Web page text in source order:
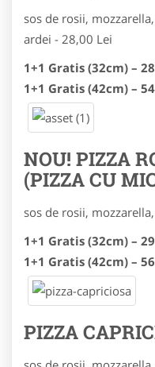
sos de rosii,
ardei - 28,00 Lei
1+1 Gratis (32cm) –
1+1 Gratis (42cm) –
NOU! PIZZA
(PIZZA CU
sos de rosii,
1+1 Gratis (32cm) –
1+1 Gratis (42cm) –
PIZZA